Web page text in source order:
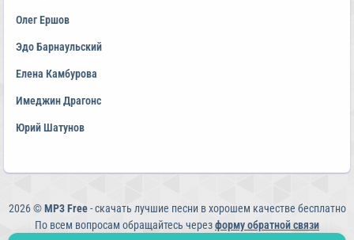
Олег Ершов
Эдо Барнаульский
Елена Камбурова
Имеджин Драгонс
Юрий Шатунов
2026 ©MP3 Free- скачать лучшие песни в хорошем качестве бесплатно
По всем вопросам обращайтесь черезформу обратной связи